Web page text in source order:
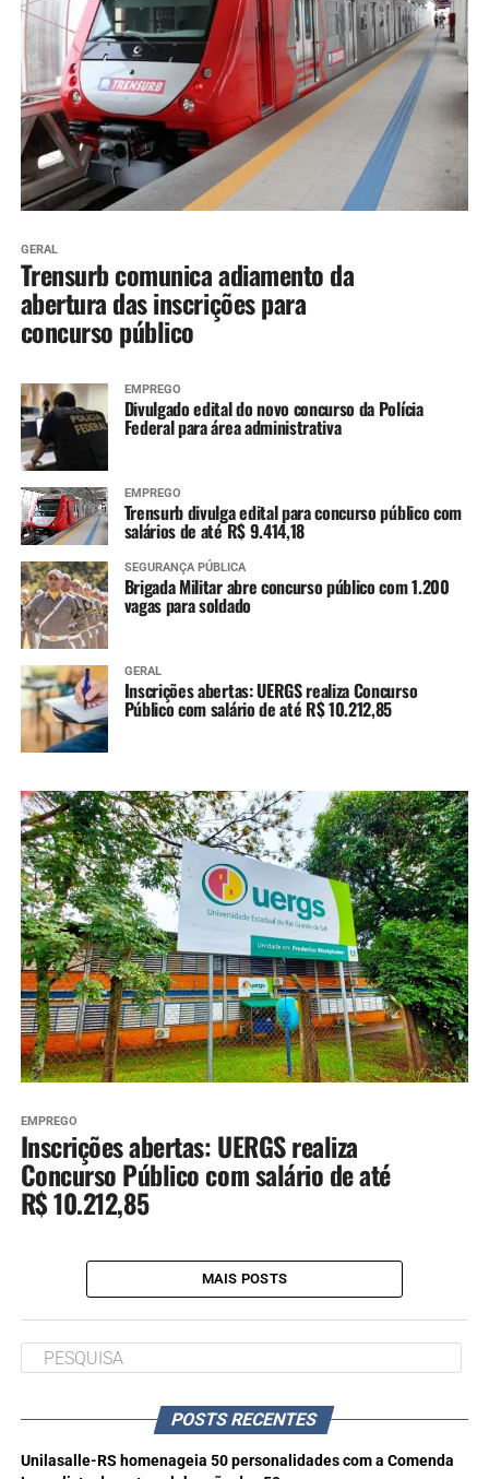
GERAL
Trensurb comunica adiamento da
abertura das inscrições para
concurso público
EMPREGO
Divulgado edital do novo concurso da Polícia
Federal para área administrativa
EMPREGO
Trensurb divulga edital para concurso público com
salários de até R$ 9.414,18
SEGURANÇA PÚBLICA
Brigada Militar abre concurso público com 1.200
vagas para soldado
GERAL
Inscrições abertas: UERGS realiza Concurso
Público com salário de até R$ 10.212,85
EMPREGO
Inscrições abertas: UERGS realiza
Concurso Público com salário de até
R$ 10.212,85
MAIS POSTS
POSTS RECENTES
Unilasalle-RS homenageia 50 personalidades com a Comenda